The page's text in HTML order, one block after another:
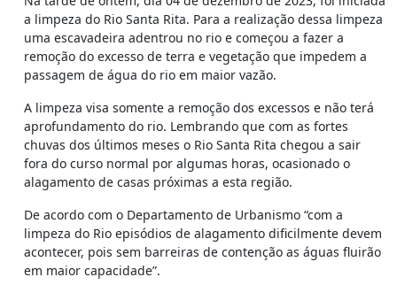
a limpeza do Rio Santa Rita. Para a realização dessa limpeza
uma escavadeira adentrou no rio e começou a fazer a
remoção do excesso de terra e vegetação que impedem a
passagem de água do rio em maior vazão.
A limpeza visa somente a remoção dos excessos e não terá
aprofundamento do rio. Lembrando que com as fortes
chuvas dos últimos meses o Rio Santa Rita chegou a sair
fora do curso normal por algumas horas, ocasionado o
alagamento de casas próximas a esta região.
De acordo com o Departamento de Urbanismo “com a
limpeza do Rio episódios de alagamento dificilmente devem
acontecer, pois sem barreiras de contenção as águas fluirão
em maior capacidade”.